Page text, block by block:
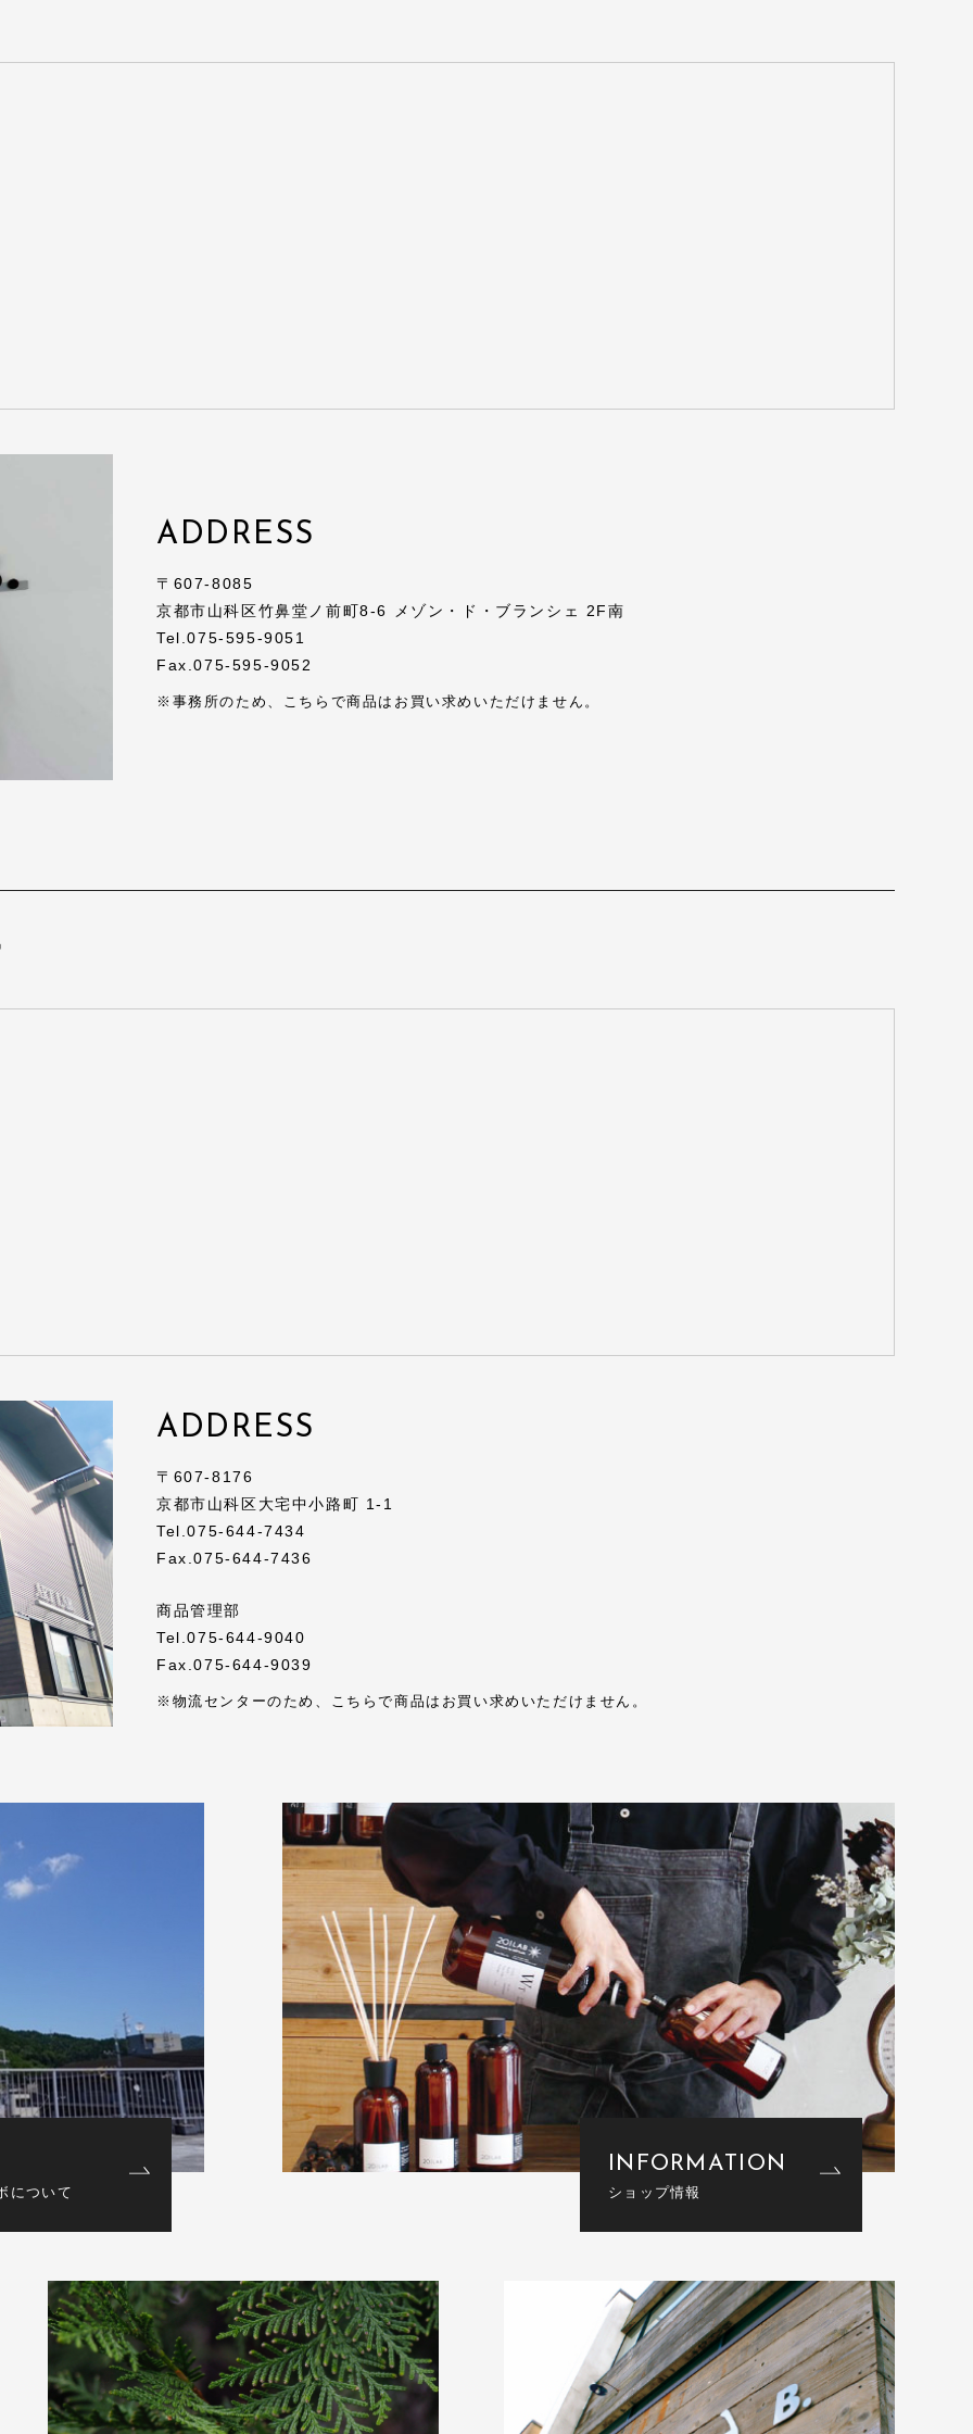
ADDRESS
〒607-8085
京都市山科区竹鼻堂ノ前町8-6 メゾン・ド・ブランシェ 2F南
Tel.075-595-9051
Fax.075-595-9052
※事務所のため、こちらで商品はお買い求めいただけません。
ADDRESS
〒607-8176
京都市山科区大宅中小路町 1-1
Tel.075-644-7434
Fax.075-644-7436
商品管理部
Tel.075-644-9040
Fax.075-644-9039
※物流センターのため、こちらで商品はお買い求めいただけません。
について
INFORMATION
ショップ情報